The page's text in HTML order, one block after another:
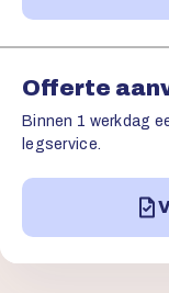
Offerte
Binnen 1 werkdag
legservice.